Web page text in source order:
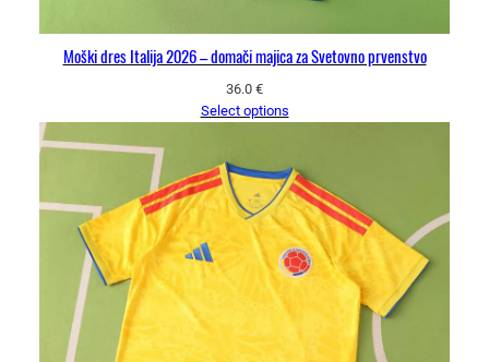
Moški dres Italija 2026 – domači majica za Svetovno prvenstvo
36.0 €
Select options